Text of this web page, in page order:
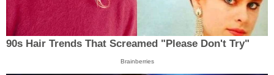
90s Hair Trends That Screamed "Please Don't Try"
Brainberries